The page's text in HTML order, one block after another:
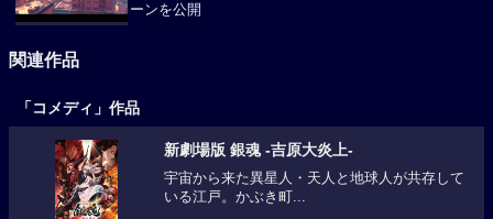
ーンを公開
関連作品
「コメディ」作品
新劇場版 銀魂 -吉原大炎上-
宇宙から来た異星人・天人と地球人が共存して
いる江戸。かぶき町...